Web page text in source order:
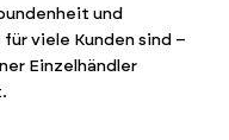
und
viele Kunden sind –
Einzelhändler